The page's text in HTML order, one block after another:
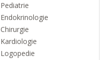
Pediatrie
Endokrinologie
Chirurgie
Kardiologie
Logopedie